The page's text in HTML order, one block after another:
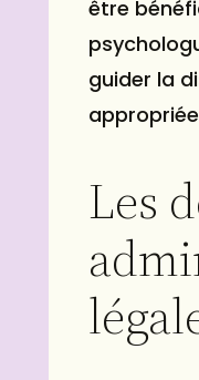
être
guider la
Les